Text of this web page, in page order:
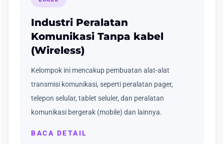
Industri Peralatan
Komunikasi Tanpa kabel
(Wireless)
Kelompok ini mencakup pembuatan alat-alat
transmisi komunikasi, seperti peralatan pager,
telepon selular, tablet seluler, dan peralatan
komunikasi bergerak (mobile) dan lainnya.
BACA DETAIL